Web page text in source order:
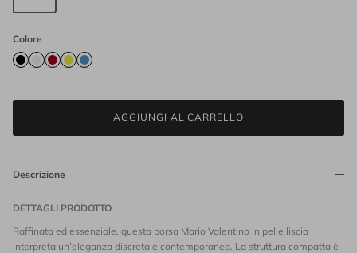
Colore
AGGIUNGI AL CARRELLO
Descrizione
DETTAGLI PRODOTTO
Raffinata ed essenziale, questa borsa Mario Valentino in pelle liscia
interpreta un’eleganza discreta e contemporanea. La struttura compatta è